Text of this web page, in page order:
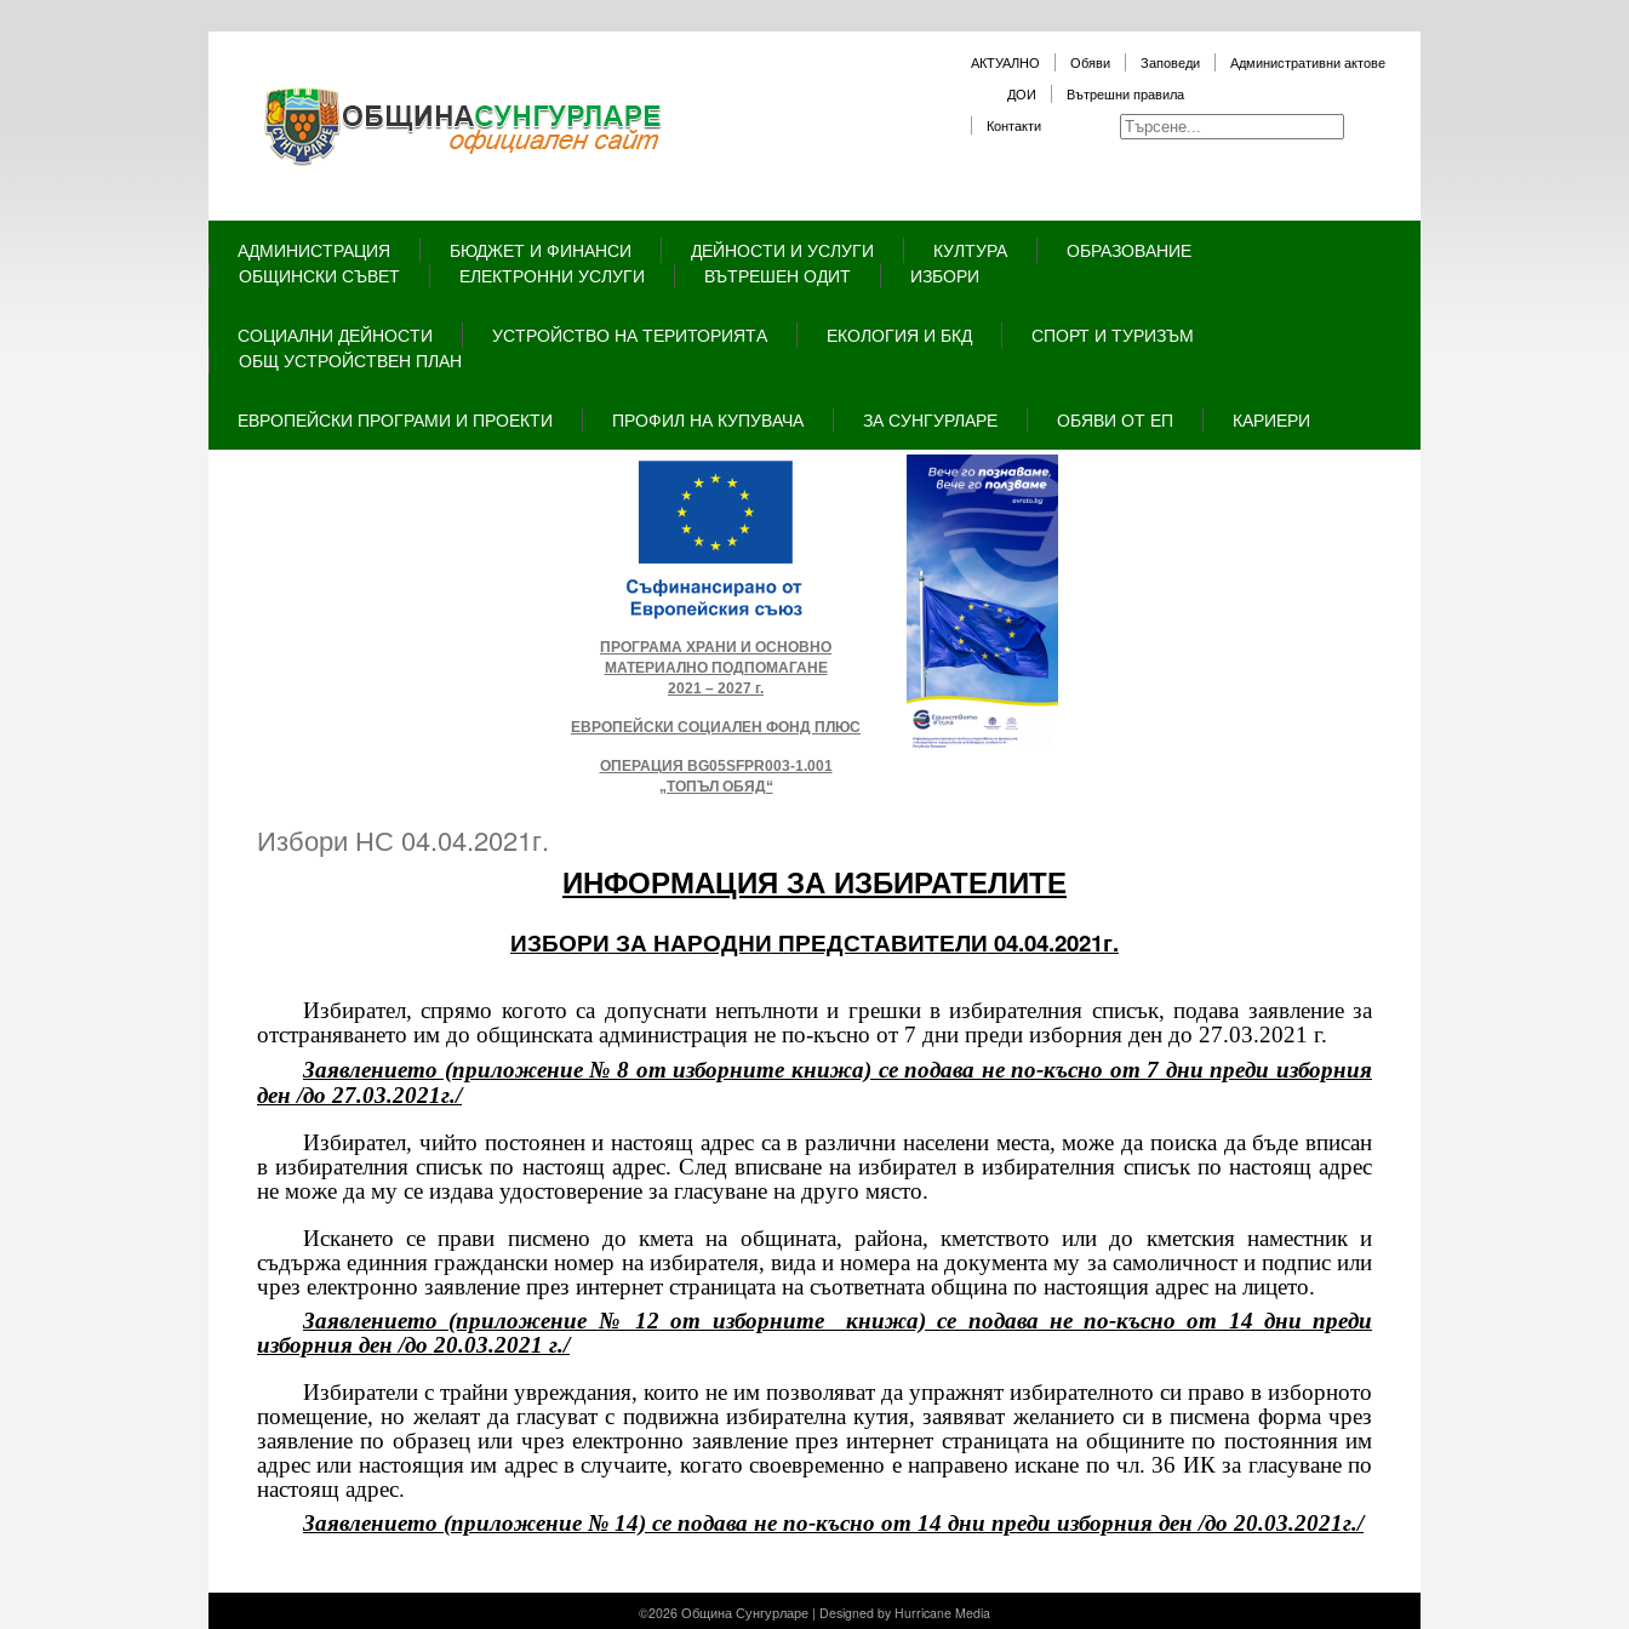
АКТУАЛНО Обяви Заповеди
Административни актове
ДОИ
Вътрешни правила
Контакти
АДМИНИСТРАЦИЯ БЮДЖЕТ И ФИНАНСИ ДЕЙНОСТИ И УСЛУГИ КУЛТУРА
ОБРАЗОВАНИЕ
ОБЩИНСКИ СЪВЕТ
ЕЛЕКТРОННИ УСЛУГИ ВЪТРЕШЕН ОДИТ ИЗБОРИ
СОЦИАЛНИ ДЕЙНОСТИ УСТРОЙСТВО НА ТЕРИТОРИЯТА ЕКОЛОГИЯ И БКД
СПОРТ И ТУРИЗЪМ
ОБЩ УСТРОЙСТВЕН ПЛАН
ЕВРОПЕЙСКИ ПРОГРАМИ И ПРОЕКТИ ПРОФИЛ НА КУПУВАЧА ЗА СУНГУРЛАРЕ ОБЯВИ ОТ ЕП КАРИЕРИ
ПРОГРАМА ХРАНИ И ОСНОВНО
МАТЕРИАЛНО ПОДПОМАГАНЕ
2021 – 2027 г.
ЕВРОПЕЙСКИ СОЦИАЛЕН ФОНД ПЛЮС
ОПЕРАЦИЯ BG05SFPR003-1.001
„ТОПЪЛ ОБЯД“
Избори НС 04.04.2021г.
ИНФОРМАЦИЯ ЗА ИЗБИРАТЕЛИТЕ
ИЗБОРИ ЗА НАРОДНИ ПРЕДСТАВИТЕЛИ 04.04.2021г.
Избирател, спрямо когото са допуснати непълноти и грешки в избирателния списък, подава заявление за
отстраняването им до общинската администрация не по-късно от 7 дни преди изборния ден до 27.03.2021 г.
Заявлението (приложение № 8 от изборните книжа) се подава не по-късно от 7 дни преди изборния
ден /до 27.03.2021г./
Избирател, чийто постоянен и настоящ адрес са в различни населени места, може да поиска да бъде вписан
в избирателния списък по настоящ адрес. След вписване на избирател в избирателния списък по настоящ адрес
не може да му се издава удостоверение за гласуване на друго място.
Искането се прави писмено до кмета на общината, района, кметството или до кметския наместник и
съдържа единния граждански номер на избирателя, вида и номера на документа му за самоличност и подпис или
чрез електронно заявление през интернет страницата на съответната община по настоящия адрес на лицето.
Заявлението (приложение № 12 от изборните книжа) се подава не по-късно от 14 дни преди
изборния ден /до 20.03.2021 г./
Избиратели с трайни увреждания, които не им позволяват да упражнят избирателното си право в изборното
помещение, но желаят да гласуват с подвижна избирателна кутия, заявяват желанието си в писмена форма чрез
заявление по образец или чрез електронно заявление през интернет страницата на общините по постоянния им
адрес или настоящия им адрес в случаите, когато своевременно е направено искане по чл. 36 ИК за гласуване по
настоящ адрес.
Заявлението (приложение № 14) се подава не по-късно от 14 дни преди изборния ден /до 20.03.2021г./
©2026 Община Сунгурларе | Designed by Hurricane Media